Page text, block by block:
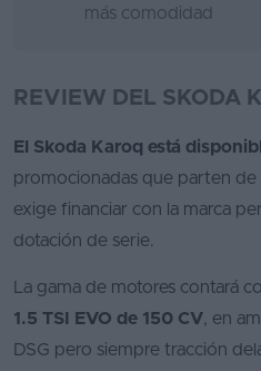
más comodidad
REVIEW DEL SKODA
El Skoda Karoq está
promocionadas que parten de
exige financiar con la marca
dotación de serie.
La gama de motores contará
1.5 TSI EVO de 150 CV, en
DSG pero siempre tracción